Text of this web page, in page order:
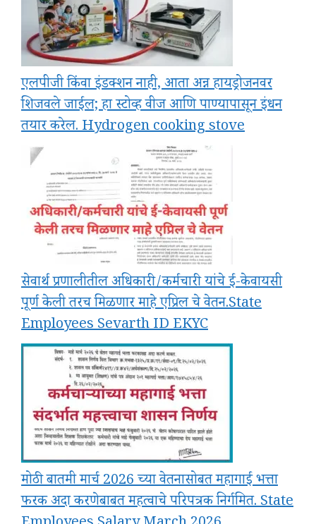
एलपीजी किंवा इंडक्शन नाही, आता अन्न हायड्रोजनवर
शिजवले जाईल; हा स्टोव्ह वीज आणि पाण्यापासून इंधन
तयार करेल. Hydrogen cooking stove
सेवार्थ प्रणालीतील अधिकारी/कर्मचारी यांचे ई-केवायसी
पूर्ण केली तरच मिळणार माहे एप्रिल चे वेतन.State
Employees Sevarth ID EKYC
मोठी बातमी मार्च 2026 च्या वेतनासोबत महागाई भत्ता
फरक अदा करणेबाबत महत्वाचे परिपत्रक निर्गमित. State